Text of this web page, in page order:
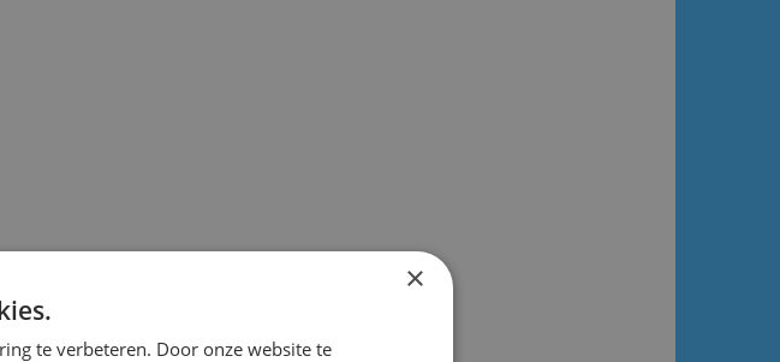
×
te verbeteren. Door onze website te